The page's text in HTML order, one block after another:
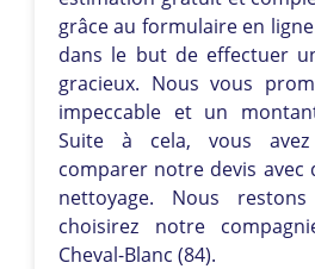
grâce au formulaire en
dans le but de effectuer
gracieux. Nous vous
impeccable et un
Suite à cela, vous
comparer notre devis avec
nettoyage. Nous
choisirez notre
Cheval-Blanc (84).